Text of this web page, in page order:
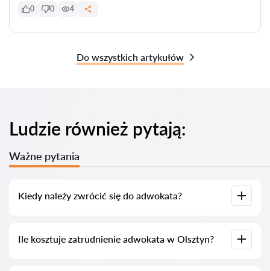
0 0 4
Do wszystkich artykułów
Ludzie również pytają:
Ważne pytania
Kiedy należy zwrócić się do adwokata?
wizytę u adwokata, gdy napotykają poważne trudności. W
Olsztyn do profesjonalnej pomocy adwokata często sięgają,
Ile kosztuje zatrudnienie adwokata w Olsztyn?